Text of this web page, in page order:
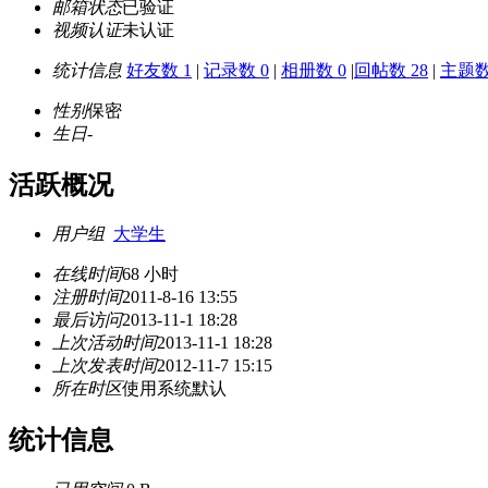
邮箱状态已验证
视频认证未认证
统计信息 好友数 1 | 记录数 0 | 相册数 0 |回帖数 28 | 主题
性别保密
生日-
活跃概况
用户组 大学生
在线时间68 小时
注册时间2011-8-16 13:55
最后访问2013-11-1 18:28
上次活动时间2013-11-1 18:28
上次发表时间2012-11-7 15:15
所在时区使用系统默认
统计信息